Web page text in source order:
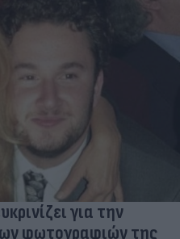
για την
φωτογραφιών της